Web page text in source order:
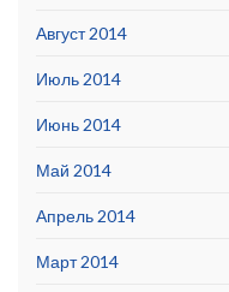
Август 2014
Июль 2014
Июнь 2014
Май 2014
Апрель 2014
Март 2014